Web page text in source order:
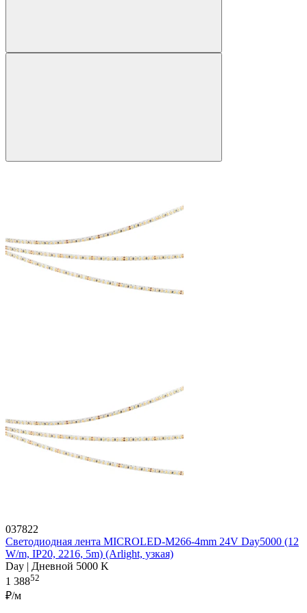
037822
Светодиодная лента MICROLED-M266-4mm 24V Day5000 (12
W/m, IP20, 2216, 5m) (Arlight, узкая)
Day | Дневной 5000 K
1 38852
₽/м